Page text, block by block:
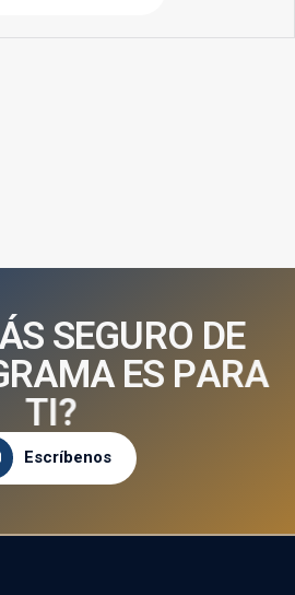
S SEGURO DE
RAMA ES PARA
TI?
Escríbenos